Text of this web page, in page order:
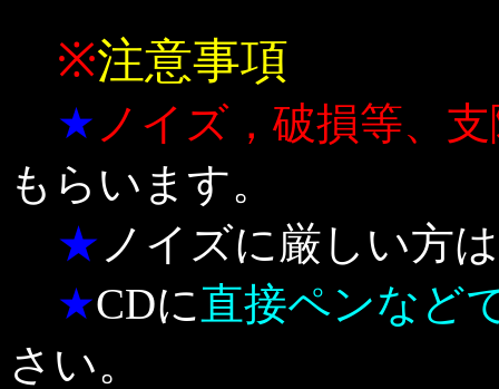
※注意事項
★ ノイズ，破損等、
もらいます。
★ ノイズに厳しい方
★CDに直接ペンなど
さい。